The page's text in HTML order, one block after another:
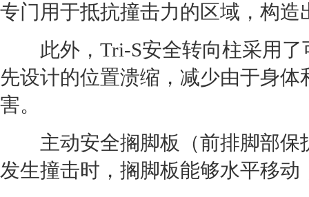
专门用于抵抗撞击力的区域，构
此外，Tri-S安全转向柱采用了
先设计的位置溃缩，减少由于身
害。
主动安全搁脚板（前排脚部保
发生撞击时，搁脚板能够水平移